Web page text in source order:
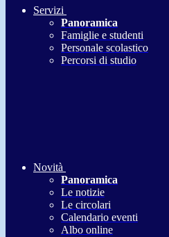
Servizi
Panoramica
Famiglie e studenti
Personale scolastico
Percorsi di studio
Novità
Panoramica
Le notizie
Le circolari
Calendario eventi
Albo online